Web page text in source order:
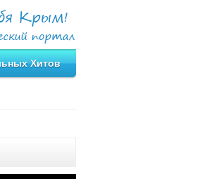
Хитов